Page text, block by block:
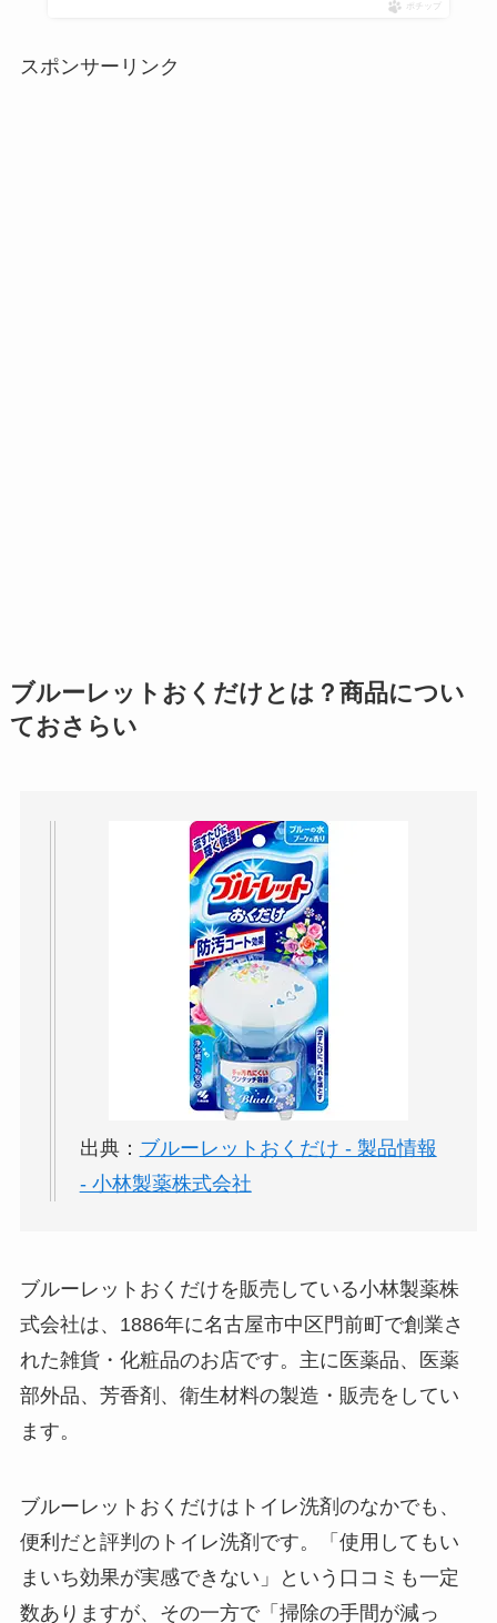
ポチップ
スポンサーリンク
ブルーレットおくだけとは？商品につい
ておさらい
出典： ブルーレットおくだけ - 製品情報
- 小林製薬株式会社
ブルーレットおくだけを販売している小林製薬株
式会社は、1886年に名古屋市中区門前町で創業さ
れた雑貨・化粧品のお店です。主に医薬品、医薬
部外品、芳香剤、衛生材料の製造・販売をしてい
ます。
ブルーレットおくだけはトイレ洗剤のなかでも、
便利だと評判のトイレ洗剤です。「使用してもい
まいち効果が実感できない」という口コミも一定
数ありますが、その一方で「掃除の手間が減っ